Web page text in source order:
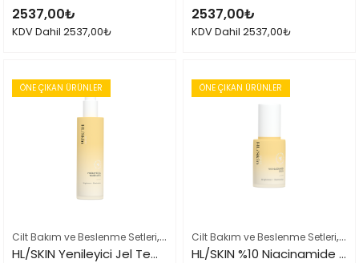
5
üzerinden
0
oy
2537,00₺
KDV Dahil 2537,00₺
5
üzerinden
0
oy
2537,00₺
KDV Dahil 2537,00₺
ÖNE ÇIKAN ÜRÜNLER
Cilt Bakım ve Beslenme Setleri, Çok Satılan Ürünler,Herbalife Cilt
HL/SKIN Yenileyici Jel Temizleyici 147 ml
ÖNE ÇIKAN ÜRÜNLER
Cilt Bakım ve Beslenme Setleri,
HL/SKIN %10 Niacinamide Serum 30 ml